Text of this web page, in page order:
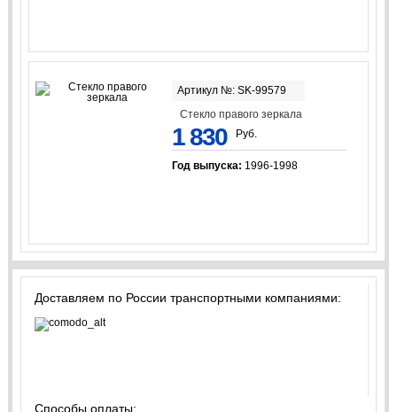
Артикул №: SK-99579
Стекло правого зеркала
1 830 Руб.
Год выпуска: 1996-1998
Доставляем по России транспортными компаниями:
Способы оплаты: